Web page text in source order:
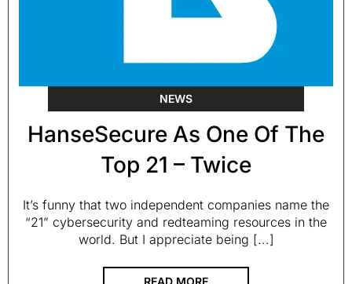
NEWS
HanseSecure As One Of The
Top 21 – Twice
It’s funny that two independent companies name the
“21” cybersecurity and redteaming resources in the
world. But I appreciate being [...]
READ MORE